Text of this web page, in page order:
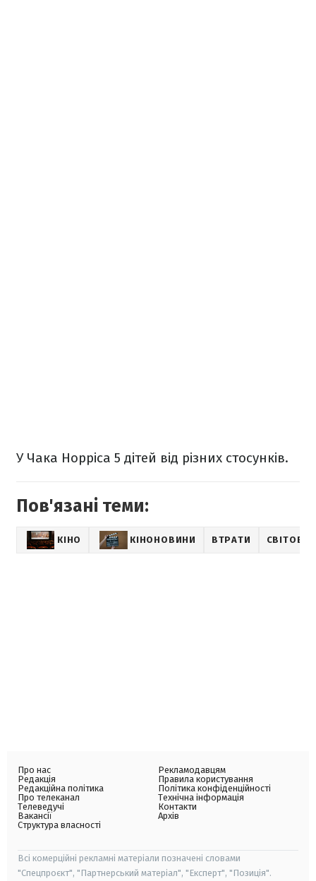
У Чака Норріса 5 дітей від різних стосунків.
Пов'язані теми:
КІНО КІНОНОВИНИ ВТРАТИ СВІТОВІ
Про нас
Редакція
Редакційна політика
Про телеканал
Телеведучі
Вакансії
Структура власності
Рекламодавцям
Правила користування
Політика конфіденційності
Технічна інформація
Контакти
Архів
Всі комерційні рекламні матеріали позначені словами
"Спецпроєкт", "Партнерський матеріал", "Експерт", "Позиція".